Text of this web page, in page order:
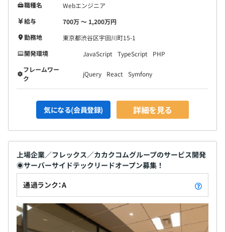
職種名
Webエンジニア
給与
700万 〜 1,200万円
勤務地
東京都渋谷区宇田川町15-1
開発環境
JavaScript TypeScript
PHP
フレームワー
ク
jQuery React Symfony
気になる(会員登録) 詳細を見る
上場企業／フレックス／カカクコムグループのサービス開発
◉サーバーサイドテックリードオープン募集！
通過ランク：A